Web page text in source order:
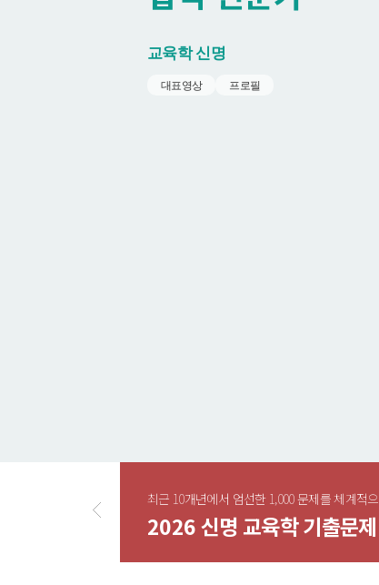
교육학신명
대표영상 프로필
최근 10개년에서 엄선한 1,000 문제를 체계적
2026 신명 교육학 기출문